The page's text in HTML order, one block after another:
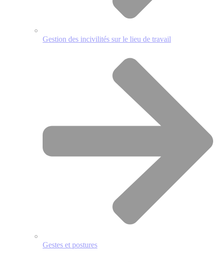
Gestion des incivilités sur le lieu de travail
Gestes et postures